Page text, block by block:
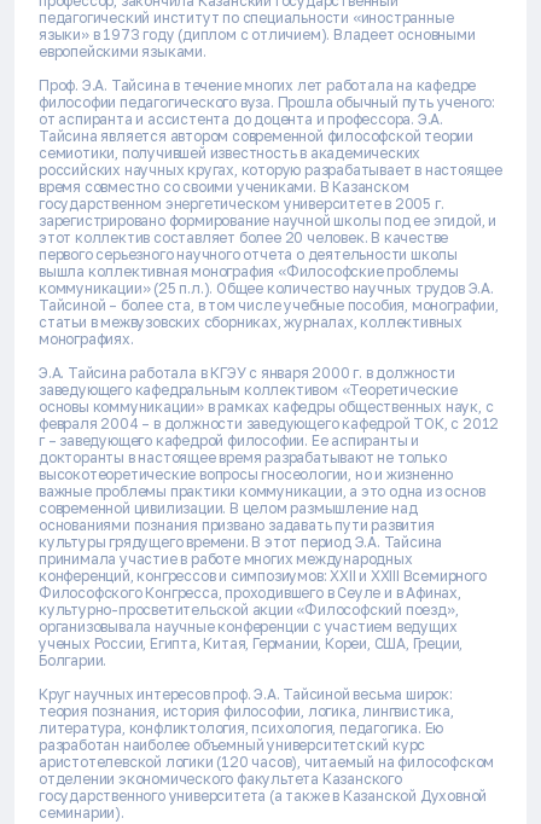
педагогический институт по специальности «иностранные
языки» в 1973 году (диплом с отличием). Владеет основными
европейскими языками.
Проф. Э.А. Тайсина в течение многих лет работала на кафедре
философии педагогического вуза. Прошла обычный путь ученого:
от аспиранта и ассистента до доцента и профессора. Э.А.
Тайсина является автором современной философской теории
семиотики, получившей известность в академических
российских научных кругах, которую разрабатывает в настоящее
время совместно со своими учениками. В Казанском
государственном энергетическом университете в 2005 г.
зарегистрировано формирование научной школы под ее эгидой, и
этот коллектив составляет более 20 человек. В качестве
первого серьезного научного отчета о деятельности школы
вышла коллективная монография «Философские проблемы
коммуникации» (25 п.л.). Общее количество научных трудов Э.А.
Тайсиной – более ста, в том числе учебные пособия, монографии,
статьи в межвузовских сборниках, журналах, коллективных
монографиях.
Э.А. Тайсина работала в КГЭУ с января 2000 г. в должности
заведующего кафедральным коллективом «Теоретические
основы коммуникации» в рамках кафедры общественных наук, с
февраля 2004 – в должности заведующего кафедрой ТОК, с 2012
г – заведующего кафедрой философии. Ее аспиранты и
докторанты в настоящее время разрабатывают не только
высокотеоретические вопросы гносеологии, но и жизненно
важные проблемы практики коммуникации, а это одна из основ
современной цивилизации. В целом размышление над
основаниями познания призвано задавать пути развития
культуры грядущего времени. В этот период Э.А. Тайсина
принимала участие в работе многих международных
конференций, конгрессов и симпозиумов: XXII и XXIII Всемирного
Философского Конгресса, проходившего в Сеуле и в Афинах,
культурно-просветительской акции «Философский поезд»,
организовывала научные конференции с участием ведущих
ученых России, Египта, Китая, Германии, Кореи, США, Греции,
Болгарии.
Круг научных интересов проф. Э.А. Тайсиной весьма широк:
теория познания, история философии, логика, лингвистика,
литература, конфликтология, психология, педагогика. Ею
разработан наиболее объемный университетский курс
аристотелевской логики (120 часов), читаемый на философском
отделении экономического факультета Казанского
государственного университета (а также в Казанской Духовной
семинарии).